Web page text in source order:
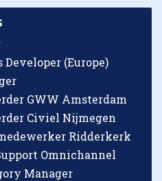
Developer (Europe)
GWW Amsterdam
Civiel Nijmegen
Ridderkerk
Omnichannel
Manager